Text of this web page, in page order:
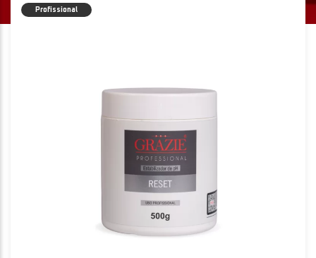
Profissional